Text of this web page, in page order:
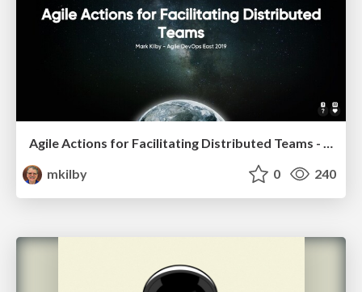
Agile Actions for Facilitating Distributed Teams - ADO2019
mkilby
0 240